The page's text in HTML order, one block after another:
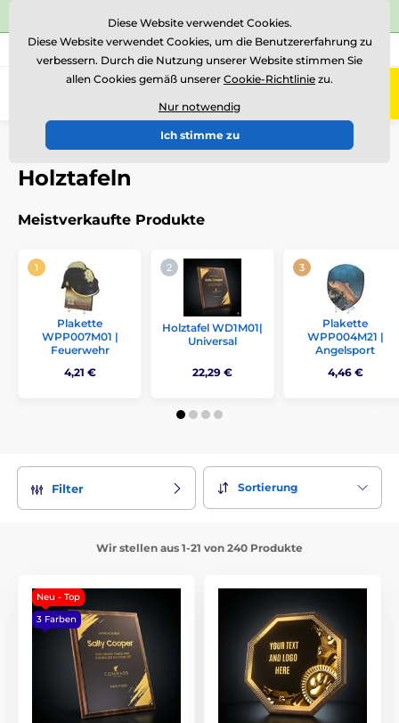
⭐Siehe 504 verifizierte Bewertungen auf
Rufen Sie uns an (Mo-Fr 15-18) +43 676 361 37 22
0
Einführung Holztafeln
Holztafeln
Meistverkaufte Produkte
Plakette
WPP007M01 |
Feuerwehr
4,21 €
Holztafel WD1M01|
Universal
22,29 €
Plakette
WPP004M21 |
Angelsport
4,46 €
Filter Sortierung
Wir stellen aus 1-21 von 240 Produkte
Neu - Top
3 Farben
Diese Website verwendet Cookies.
Diese Website verwendet Cookies, um die Benutzererfahrung zu
verbessern. Durch die Nutzung unserer Website stimmen Sie
allen Cookies gemäß unserer Cookie-Richtlinie zu.
Nur notwendig
Ich stimme zu